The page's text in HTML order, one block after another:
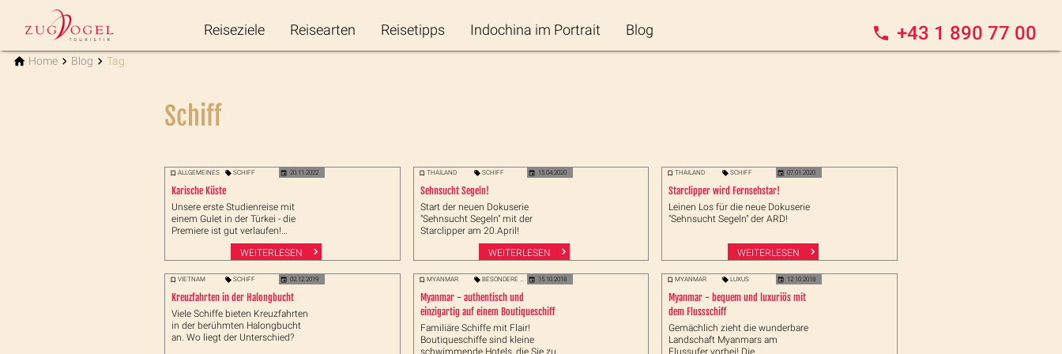
Reiseziele Reisearten Reisetipps Indochina im Portrait Blog +43 1 890 77 00
Home Blog Tag
Schiff
ALLGEMEINES SCHIFF 20.11.2022
Karische Küste
Unsere erste Studienreise mit
einem Gulet in der Türkei - die
Premiere ist gut verlaufen!
Entspannt entlang der Küste von
Bodrum nach Fetiye.WEITERLESEN
THAILAND SCHIFF 15.04.2020
Sehnsucht Segeln!
Start der neuen Dokuserie
"Sehnsucht Segeln" mit der
Starclipper am 20.April!
WEITERLESEN
THAILAND SCHIFF 07.01.2020
Starclipper wird Fernsehstar!
Leinen Los für die neue Dokuserie
"Sehnsucht Segeln" der ARD!
WEITERLESEN
VIETNAM SCHIFF 02.12.2019
Kreuzfahrten in der Halongbucht
Viele Schiffe bieten Kreuzfahrten
in der berühmten Halongbucht
an. Wo liegt der Unterschied?
MYANMAR BESONDERE ERLEBNISSE 15.10.2018
Myanmar - authentisch und
einzigartig auf einem Boutiqueschiff
Familiäre Schiffe mit Flair!
Boutiqueschiffe sind kleine
schwimmende Hotels, die Sie zu
MYANMAR LUXUS 12.10.2018
Myanmar - bequem und luxuriös mit
dem Flussschiff
Gemächlich zieht die wunderbare
Landschaft Myanmars am
Flussufer vorbei! Die